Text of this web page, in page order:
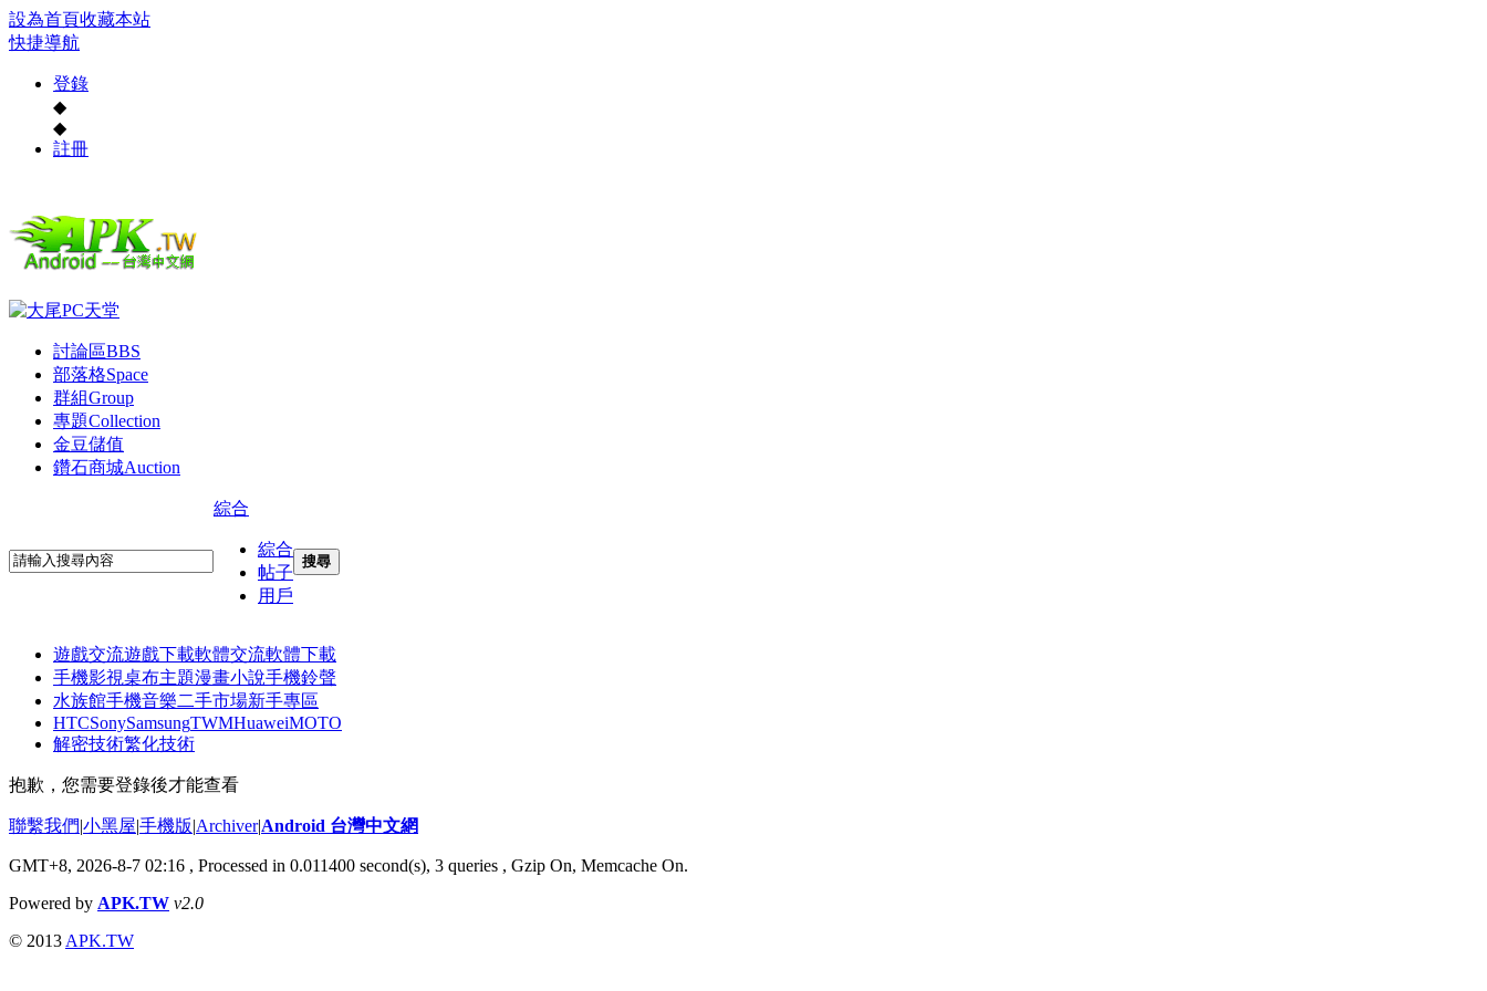
設為首頁收藏本站
快捷導航
登錄
◆
◆
註冊
討論區BBS
部落格Space
群組Group
專題Collection
金豆儲值
鑽石商城Auction
綜合
綜合
帖子
用戶
搜尋
遊戲交流遊戲下載軟體交流軟體下載
手機影視桌布主題漫畫小說手機鈴聲
水族館手機音樂二手市場新手專區
HTCSonySamsungTWMHuaweiMOTO
解密技術繁化技術
抱歉，您需要登錄後才能查看
聯繫我們|小黑屋|手機版|Archiver|Android 台灣中文網
GMT+8, 2026-8-7 02:16 , Processed in 0.011400 second(s), 3 queries , Gzip On, Memcache On.
Powered by APK.TW v2.0
© 2013 APK.TW